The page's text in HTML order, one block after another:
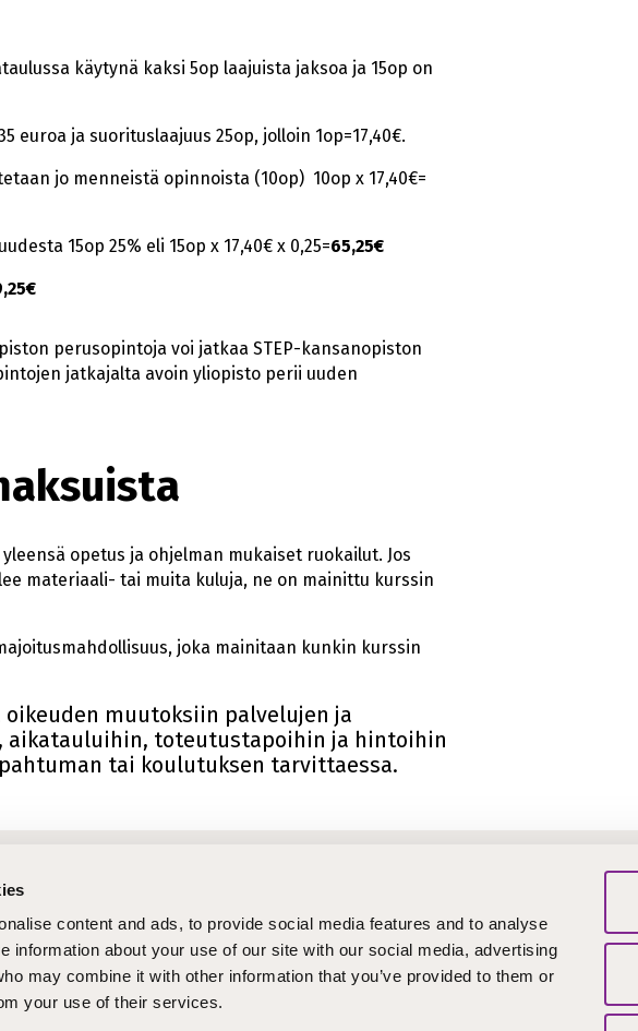
content and ads, to provide social media features and to analyse
information about your use of our site with our social media, advertising
may combine it with other information that you’ve provided to them or
your use of their services.
käytynä kaksi 5op laajuista jaksoa ja 15op on
euroa ja suorituslaajuus 25op, jolloin 1op=17,40€.
jo menneistä opinnoista (10op) 10op x 17,40€=
15op 25% eli 15op x 17,40€ x 0,25=65,25€
perusopintoja voi jatkaa STEP-kansanopiston
jatkajalta avoin yliopisto perii uuden
opetus ja ohjelman mukaiset ruokailut. Jos
materiaali- tai muita kuluja, ne on mainittu kurssin
joka mainitaan kunkin kurssin
muutoksiin palvelujen ja
aikatauluihin, toteutustapoihin ja hintoihin
tai koulutuksen tarvittaessa.
töihin
STEPcast
STEPblogi
Tapahtumat
Uutiskirje
Opintotoimisto
Laskutusosoite
Materiaalipankki
Peruutusehdot ja